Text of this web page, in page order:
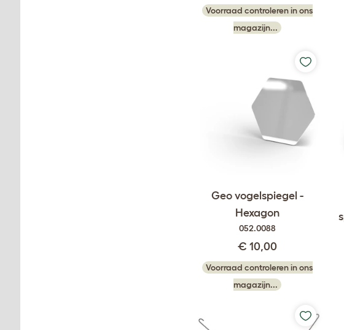
Voorraad controleren in ons
magazijn...
Geo vogelspiegel -
Hexagon
052.0088
€ 10,00
Voorraad controleren in ons
magazijn...